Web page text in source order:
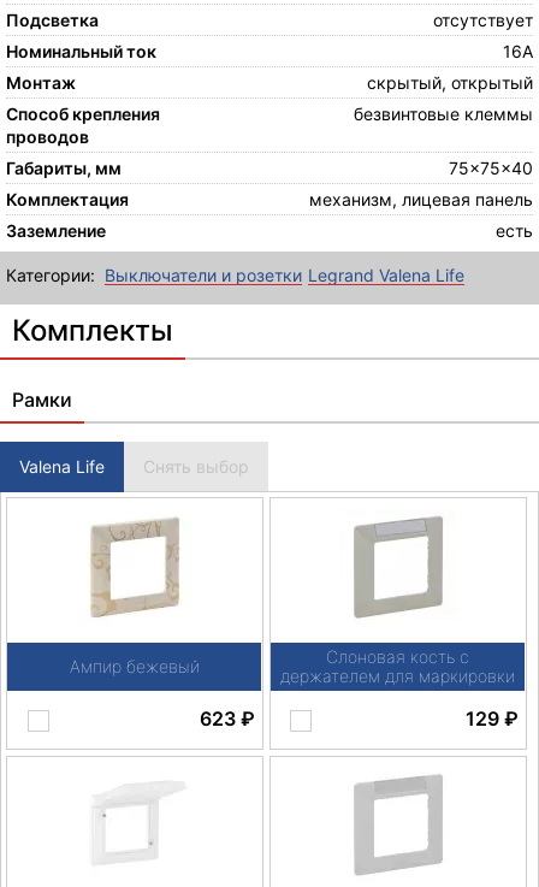
Подсветка
отсутствует
Номинальный ток
16А
Монтаж
скрытый, открытый
Способ крепления
проводов
безвинтовые клеммы
Габариты, мм
75x75x40
Комплектация
механизм, лицевая панель
Заземление
есть
Категории: Выключатели и розетки Legrand Valena Life
Комплекты
Рамки
Valena Life Снять выбор
Ампир бежевый
623₽
Слоновая кость с
держателем для маркировки
129 ₽